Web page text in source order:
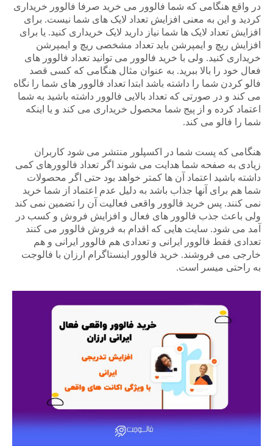
در واقع هنگامی که شما فالوور می خرید صرفا فالوور خریداری
کردید و این به معنی افزایش تعداد لایک های شما نیست. برای
افزایش تعداد لایک ها شما نیاز دارید لایک خریداری کنید. یا برای
افزایش ریچ و ایمپرشن باید تعداد مشخصی ریچ و ایمپرشن
خریداری کنید. ولی با خرید فالوور می توانید تعداد فالوور های
فعال خود را بالا ببرید. به عنوان مثال هنگامی که کسی قصد
فالو کردن شما را داشته باشد ابتدا تعداد فالوور های شما را نگاه
می کند و در صورتی که تعداد بالایی فالوور داشته باشید به شما
اعتماد کرده و از پیج شما محصول خریداری می کند و یا اینکه
شما را فالو می کند.
هنگامی که پست شما در اکسپلور منتشر می شود کاربران
زیادی به صفحه شما هدایت می شوند اگر تعداد فالوورهای کمی
داشته باشید اعتماد آن ها کمتر خواهد بود حتی اگر محصولات
شما هم برای آنها جذاب باشد به دلیل عدم اعتماد از شما خرید
نمی کنند. پس خرید فالوور واقعی فعالیت آن را تضمین نمی کند
ولی باعث جذب فالوور های فعال و افزایش فروش و کسب در
آمد می شود. سایت هایی که اقدام به فروش فالوور می کنند
تعدادی فقط فالوور ایرانی و تعدادی هم فالوور ایرانی و هم
خارجی می فروشند. خرید فالوور اینستاگرام ارزان با فالوجت
به راحتی میسر است.